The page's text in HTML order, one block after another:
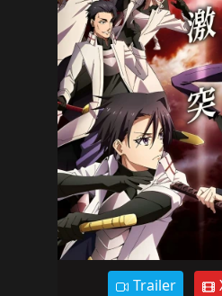
Trailer